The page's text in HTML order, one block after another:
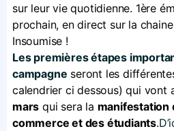
sur leur vie quotidienne. 1ère
prochain, en direct sur la
Insoumise !
Les premières étapes
campagne seront les
calendrier ci dessous) qui vont
mars qui sera la manifestation
commerce et des étudiants.